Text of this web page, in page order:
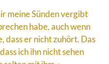
meine Sünden vergibt
habe, auch wenn
dass er nicht zuhört. Das
ich ihn nicht sehen